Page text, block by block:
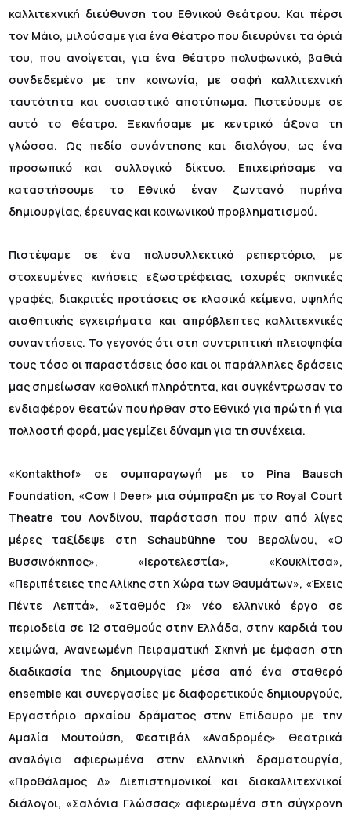
καλλιτεχνική διεύθυνση του Εθνικού Θεάτρου. Και πέρσι
τον Μάιο, μιλούσαμε για ένα θέατρο που διευρύνει τα όριά
του, που ανοίγεται, για ένα θέατρο πολυφωνικό, βαθιά
συνδεδεμένο με την κοινωνία, με σαφή καλλιτεχνική
ταυτότητα και ουσιαστικό αποτύπωμα. Πιστεύουμε σε
αυτό το θέατρο. Ξεκινήσαμε με κεντρικό άξονα τη
γλώσσα. Ως πεδίο συνάντησης και διαλόγου, ως ένα
προσωπικό και συλλογικό δίκτυο. Επιχειρήσαμε να
καταστήσουμε το Εθνικό έναν ζωντανό πυρήνα
δημιουργίας, έρευνας και κοινωνικού προβληματισμού.
Πιστέψαμε σε ένα πολυσυλλεκτικό ρεπερτόριο, με
στοχευμένες κινήσεις εξωστρέφειας, ισχυρές σκηνικές
γραφές, διακριτές προτάσεις σε κλασικά κείμενα, υψηλής
αισθητικής εγχειρήματα και απρόβλεπτες καλλιτεχνικές
συναντήσεις. Το γεγονός ότι στη συντριπτική πλειοψηφία
τους τόσο οι παραστάσεις όσο και οι παράλληλες δράσεις
μας σημείωσαν καθολική πληρότητα, και συγκέντρωσαν το
ενδιαφέρον θεατών που ήρθαν στο Εθνικό για πρώτη ή για
πολλοστή φορά, μας γεμίζει δύναμη για τη συνέχεια.
«Kontakthof» σε συμπαραγωγή με το Pina Bausch
Foundation, «Cow | Deer» μια σύμπραξη με το Royal Court
Theatre του Λονδίνου, παράσταση που πριν από λίγες
μέρες ταξίδεψε στη Schaubühne του Βερολίνου, «Ο
Βυσσινόκηπος», «Ιεροτελεστία», «Κουκλίτσα»,
«Περιπέτειες της Αλίκης στη Χώρα των Θαυμάτων», «Έχεις
Πέντε Λεπτά», «Σταθμός Ω» νέο ελληνικό έργο σε
περιοδεία σε 12 σταθμούς στην Ελλάδα, στην καρδιά του
χειμώνα, Ανανεωμένη Πειραματική Σκηνή με έμφαση στη
διαδικασία της δημιουργίας μέσα από ένα σταθερό
ensemble και συνεργασίες με διαφορετικούς δημιουργούς,
Εργαστήριο αρχαίου δράματος στην Επίδαυρο με την
Αμαλία Μουτούση, Φεστιβάλ «Αναδρομές» Θεατρικά
αναλόγια αφιερωμένα στην ελληνική δραματουργία,
«Προθάλαμος Δ» Διεπιστημονικοί και διακαλλιτεχνικοί
διάλογοι, «Σαλόνια Γλώσσας» αφιερωμένα στη σύγχρονη